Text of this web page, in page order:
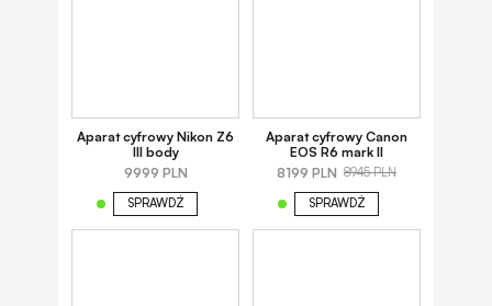
Aparat cyfrowy Nikon Z6
III body
9999 PLN
SPRAWDŹ
Aparat cyfrowy Canon
EOS R6 mark II
8199 PLN 8945 PLN
SPRAWDŹ